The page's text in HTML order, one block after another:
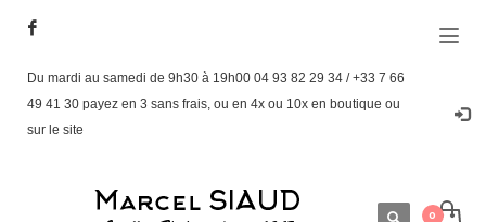
Du mardi au samedi de 9h30 à 19h00 04 93 82 29 34 / +33 7 66
49 41 30 payez en 3 sans frais, ou en 4x ou 10x en boutique ou
sur le site